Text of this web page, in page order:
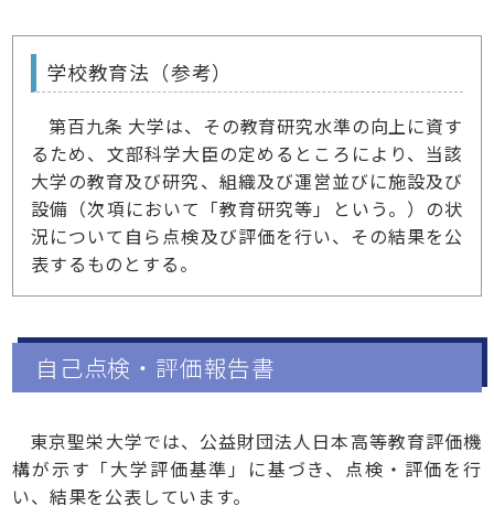
学校教育法（参考）
第百九条 大学は、その教育研究水準の向上に資す
るため、文部科学大臣の定めるところにより、当該
大学の教育及び研究、組織及び運営並びに施設及び
設備（次項において「教育研究等」という。）の状
況について自ら点検及び評価を行い、その結果を公
表するものとする。
自己点検・評価報告書
東京聖栄大学では、公益財団法人日本高等教育評価機
構が示す「大学評価基準」に基づき、点検・評価を行
い、結果を公表しています。